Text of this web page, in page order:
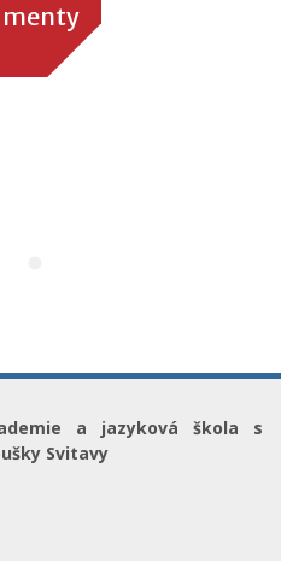
a jazyková škola s
Svitavy